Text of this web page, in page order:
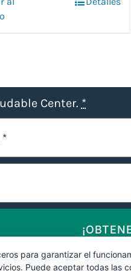
€.
Center. *
para garantizar el
Puede aceptar todas las